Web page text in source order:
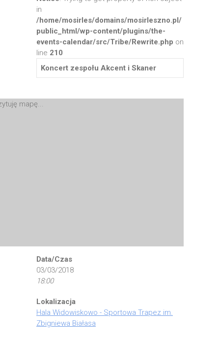
in
/home/mosirles/domains/mosirleszno.pl/
public_html/wp-content/plugins/the-
events-calendar/src/Tribe/Rewrite.php on
line 210
Koncert zespołu Akcent i Skaner
mapę...
Data/Czas
03/03/2018
18:00
Lokalizacja
Hala Widowiskowo - Sportowa Trapez im.
Zbigniewa Białasa